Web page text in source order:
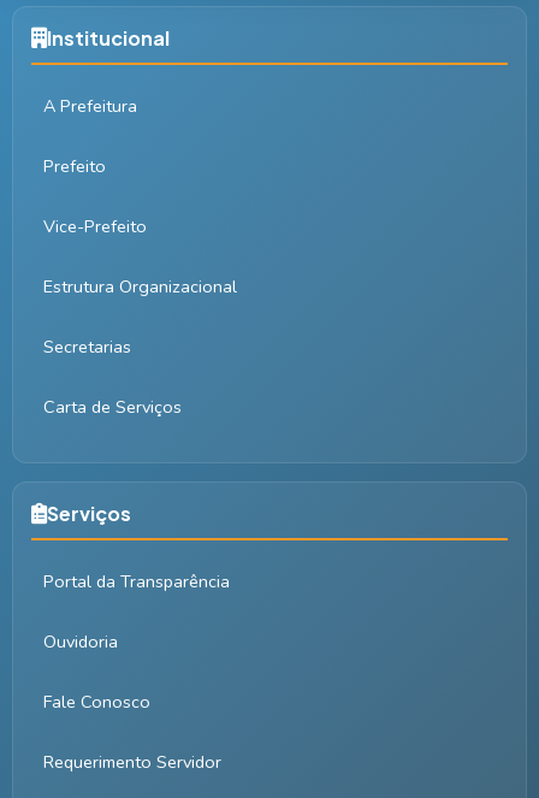
Institucional
A Prefeitura
Prefeito
Vice-Prefeito
Estrutura Organizacional
Secretarias
Carta de Serviços
Serviços
Portal da Transparência
Ouvidoria
Fale Conosco
Requerimento Servidor